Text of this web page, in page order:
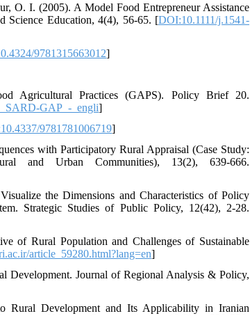
O. I. (2005). A Model Food Entrepreneur Assistance
Science Education, 4(4), 56-65. [DOI:10.1111/j.1541-
9781315663012]
Agricultural Practices (GAPS). Policy Brief 20.
GAP_-_engli]
9781781006719]
with Participatory Rural Appraisal (Case Study:
and Urban Communities), 13(2), 639-666.
the Dimensions and Characteristics of Policy
Strategic Studies of Public Policy, 12(42), 2-28.
of Rural Population and Challenges of Sustainable
article_59280.html?lang=en]
Development. Journal of Regional Analysis & Policy,
Rural Development and Its Applicability in Iranian